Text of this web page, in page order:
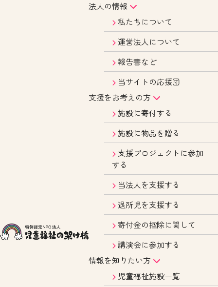
法人の情報
私たちについて
運営法人について
報告書など
当サイトの応援団
支援をお考えの方
施設に寄付する
施設に物品を贈る
支援プロジェクトに参加
する
当法人を支援する
退所児を支援する
寄付金の控除に関して
講演会に参加する
情報を知りたい方
児童福祉施設一覧